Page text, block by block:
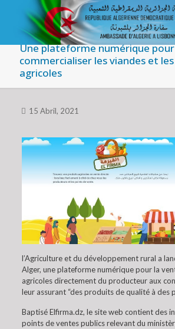
Une plateforme numérique pour
commercialiser les viandes et
agricoles
15 Abril, 2021
l’Agriculture et du développement rural a
Alger, une plateforme numérique pour la
agricoles directement du producteur aux
leur assurant “des produits de qualité à des
Baptisé Elfirma.dz, le site web contient des
points de ventes publics relevant du